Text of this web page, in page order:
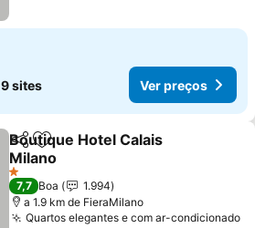
9 sites Ver preços
PartilharAdicionar aos favoritos
Boutique Hotel Calais
Milano
1 Estrelas
7,7 Boa
1.994
a 1.9 km de FieraMilano
Quartos elegantes e com ar-condicionado